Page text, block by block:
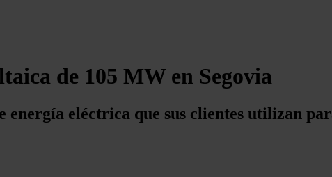
de 105 MW en Segovia
energía eléctrica que sus clientes utilizan